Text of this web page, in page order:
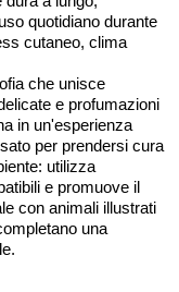
quotidiano durante
cutaneo, clima
che unisce
e profumazioni
in un'esperienza
per prendersi cura
utilizza
e promuove il
con animali illustrati
una